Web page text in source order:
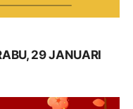
29 JANUARI